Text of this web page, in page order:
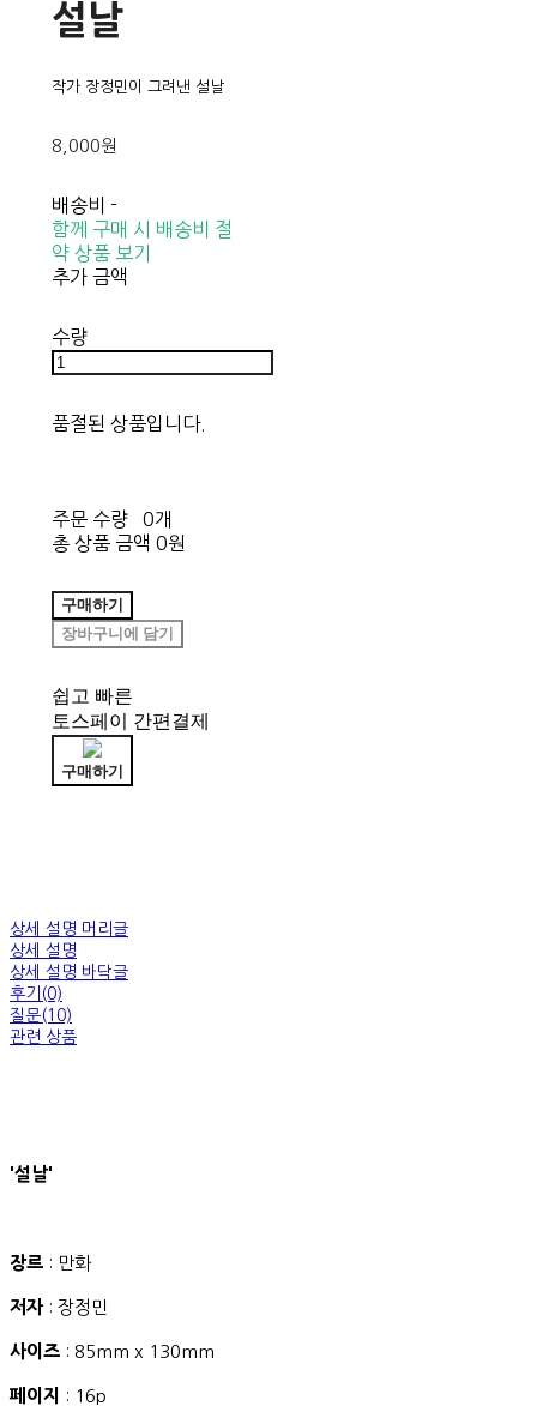
설날
작가 장정민이 그려낸 설날
8,000원
배송비 -
함께 구매 시 배송비 절
약 상품 보기
추가 금액
수량
품절된 상품입니다.
주문 수량
0개
총 상품 금액 0원
구매하기
장바구니에 담기
쉽고 빠른
토스페이 간편결제
구매하기
상세 설명 머리글
상세 설명
상세 설명 바닥글
후기(0)
질문(10)
관련 상품
'설날'
장르 : 만화
저자: 장정민
사이즈 : 85mm x 130mm
페이지 : 16p